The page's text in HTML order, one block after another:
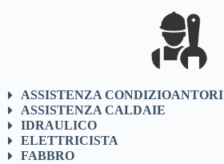
ASSISTENZA CONDIZIOANTORI
ASSISTENZA CALDAIE
IDRAULICO
ELETTRICISTA
FABBRO